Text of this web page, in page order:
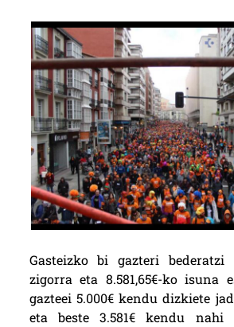
Gasteizko bi gazteri bederatzi
zigorra eta 8.581,65€-ko isuna
gazteei 5.000€ kendu dizkiete
eta beste 3.581€ kendu nahi